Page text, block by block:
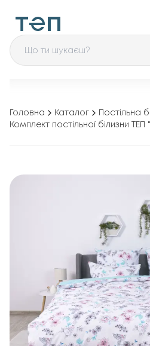
Головна Каталог
Постільна
Комплект постільної білизни